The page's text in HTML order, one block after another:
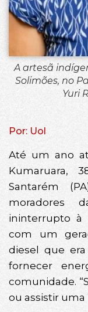
A artesã
Solimões, no
Yuri
Por: Uol
Até um ano
Kumaruara,
Santarém
moradores
ininterrupto à
com um
diesel que
fornecer
comunidade.
ou assistir uma